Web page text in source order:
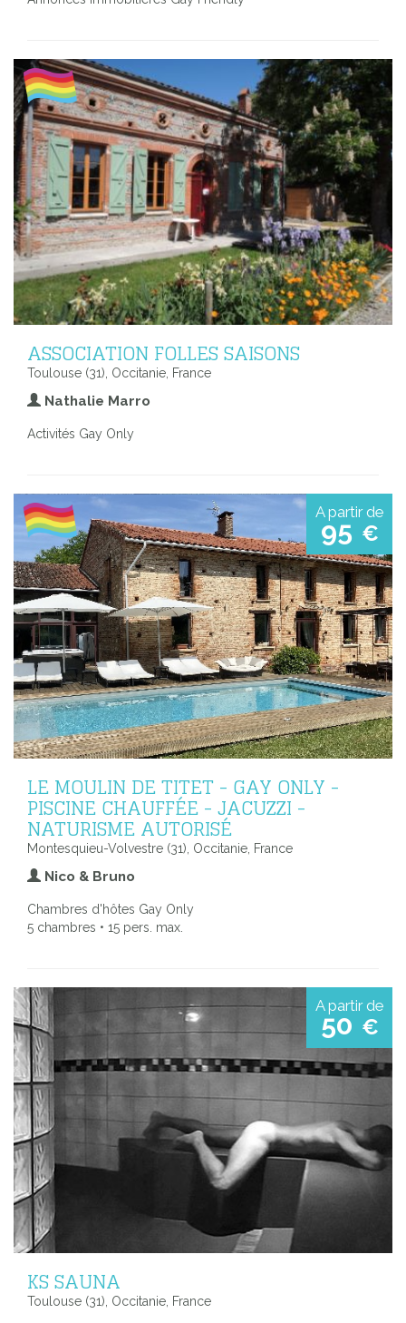
ASSOCIATION FOLLES SAISONS
Toulouse (31), Occitanie, France
Nathalie Marro
Activités Gay Only
A partir de
95 €
LE MOULIN DE TITET - GAY ONLY -
PISCINE CHAUFFÉE - JACUZZI -
NATURISME AUTORISÉ
Montesquieu-Volvestre (31), Occitanie, France
Nico & Bruno
Chambres d'hôtes Gay Only
5 chambres • 15 pers. max.
A partir de
50 €
KS SAUNA
Toulouse (31), Occitanie, France